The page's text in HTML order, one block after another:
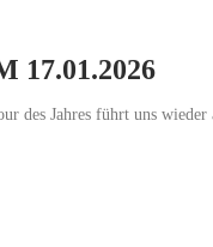
17.01.2026
des Jahres führt uns wieder